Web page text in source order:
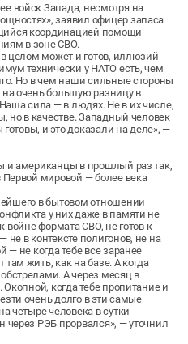
войск Запада, несмотря на
заявил офицер запаса
координацией помощи
в зоне СВО.
целом может и готов, иллюзий
технически у НАТО есть, чем
Но в чем наши сильные стороны
очень большую разницу в
сила — в людях. Не в их числе,
но в качестве. Западный человек
готовы, и это доказали на деле», —
и американцы в прошлый раз так,
мировой — более века
в бытовом отношении
у них даже в памяти не
войне формата СВО, не готов к
в контексте полигонов, не на
— не когда тебе все заранее
жить, как на базе. А когда
А через месяц в
Окопной, когда тебе пропитание и
очень долго в эти самые
четыре человека в сутки
через РЭБ прорвался», — уточнил